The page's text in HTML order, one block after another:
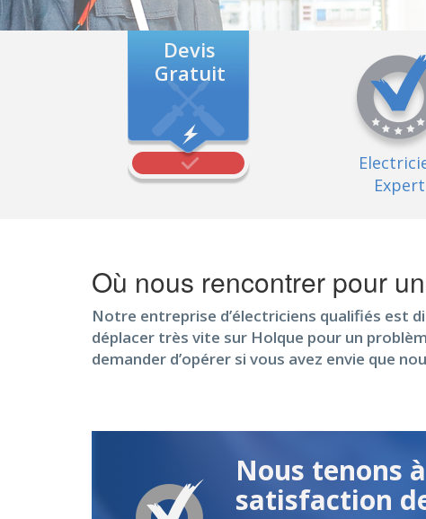
Devis
Gratuit
Expert
Où nous rencontrer pour
Notre entreprise d’électriciens qualifiés est
déplacer très vite sur Holque pour un
demander d’opérer si vous avez envie que
Nous tenons
satisfaction